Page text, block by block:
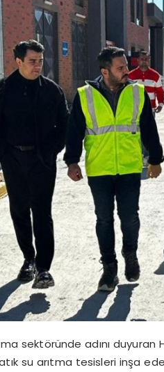
sektöründe adını duyuran
su arıtma tesisleri inşa